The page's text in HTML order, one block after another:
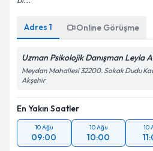
bi...
Adres 1 Online Görüşme
Uzman Psikolojik Danışman Leyla
Meydan Mahallesi 32200. Sokak Dudu
Akşehir
En Yakın Saatler
10 Ağu
09:00
10 Ağu
10:00
10